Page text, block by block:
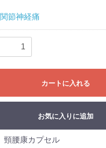
関節神経痛
カートに入れる
お気に入りに追加
頸腰康カプセル